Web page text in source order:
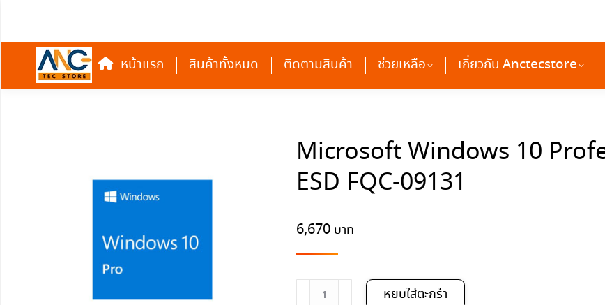
หน้าแรก สินค้าทั้งหมด ติดตามสินค้า ช่วยเหลือ เกี่ยวกับ Anctecstore
Microsoft Windows 10
ESD FQC-09131
6,670
จำนวน
หยิบใส่ตะกร้า